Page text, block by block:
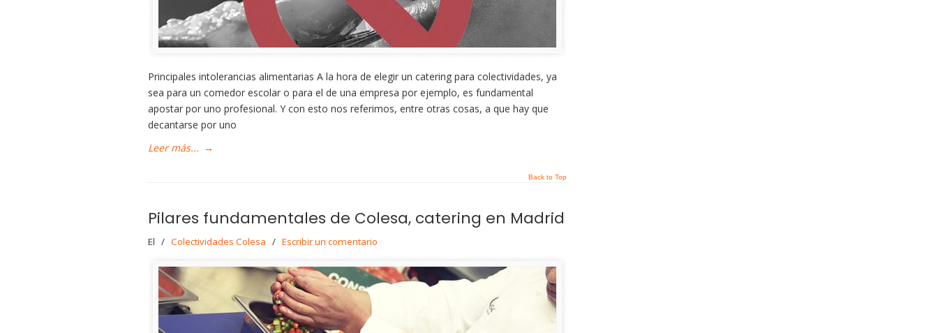
Principales intolerancias alimentarias A la hora de elegir un catering para colectividades, ya
sea para un comedor escolar o para el de una empresa por ejemplo, es fundamental
apostar por uno profesional. Y con esto nos referimos, entre otras cosas, a que hay que
decantarse por uno
Leer más... →
Back to Top
Pilares fundamentales de Colesa, catering en Madrid
El / Colectividades Colesa / Escribir un comentario